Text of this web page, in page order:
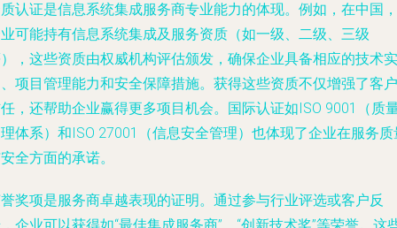
认证是信息系统集成服务商专业能力的体现。例如，在中国，
可能持有信息系统集成及服务资质（如一级、二级、三级
，这些资质由权威机构评估颁发，确保企业具备相应的技术实
项目管理能力和安全保障措施。获得这些资质不仅增强了客户
，还帮助企业赢得更多项目机会。国际认证如ISO 9001（质
体系）和ISO 27001（信息安全管理）也体现了企业在服务质
全方面的承诺。
奖项是服务商卓越表现的证明。通过参与行业评选或客户反